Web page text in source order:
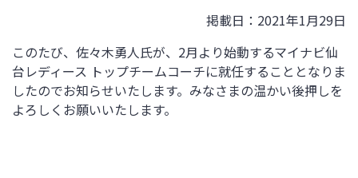
掲載日：2021年1月29日
このたび、佐々木勇人氏が、2月より始動するマイナビ仙
台レディース トップチームコーチに就任することとなりま
したのでお知らせいたします。みなさまの温かい後押しを
よろしくお願いいたします。